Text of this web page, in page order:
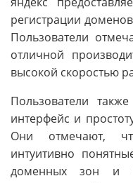
регистрации
Пользователи
отличной
высокой скоростью
Пользователи
интерфейс и
Они отмечают,
интуитивно
доменных зон и